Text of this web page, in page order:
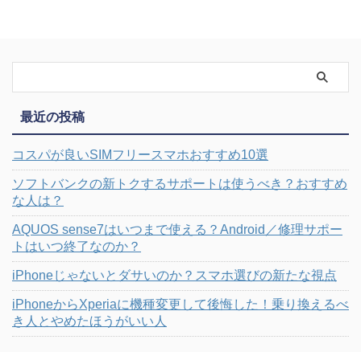
最近の投稿
コスパが良いSIMフリースマホおすすめ10選
ソフトバンクの新トクするサポートは使うべき？おすすめ
な人は？
AQUOS sense7はいつまで使える？Android／修理サポー
トはいつ終了なのか？
iPhoneじゃないとダサいのか？スマホ選びの新たな視点
iPhoneからXperiaに機種変更して後悔した！乗り換えるべ
き人とやめたほうがいい人